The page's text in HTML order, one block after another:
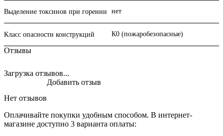
Выделение токсинов при горении нет
Класс опасности конструкций К0 (пожаробезопасные)
Отзывы
Загрузка отзывов...
Нет отзывов
Добавить отзыв
Оплачивайте покупки удобным способом. В интернет-
магазине доступно 3 варианта оплаты: